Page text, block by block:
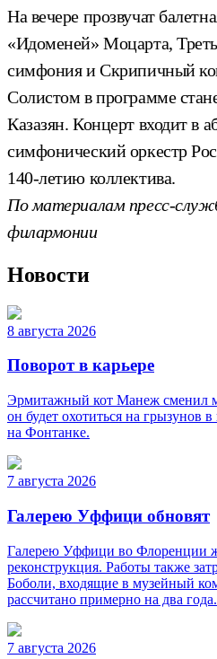
На вечере прозвучат
«Идоменей» Моцарта,
симфония и Скрипичный
Солистом в программе
Казазян. Концерт входит в
симфонический оркестр
140-летию коллектива.
По материалам пресс-
филармонии
Новости
8 августа 2026
Поворот в карьере
Эрмитажный кот Манеж сменил
он будет охотиться на грызунов
на Фонтанке.
7 августа 2026
Галерею Уффици обновят
Галерею Уффици во Флоренции
реконструкция. Работы также
Боболи, входящие в музейный
рассчитано примерно на два года.
7 августа 2026